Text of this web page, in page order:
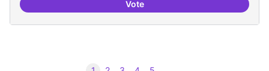
VoteIniciar línia de DDHH i capa